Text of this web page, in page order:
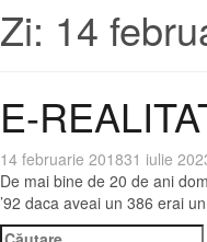
Zi: 14
E-
14 februarie 201831 iulie
De mai bine de 20 de ani
’92 daca aveai un 386 erai
Caută